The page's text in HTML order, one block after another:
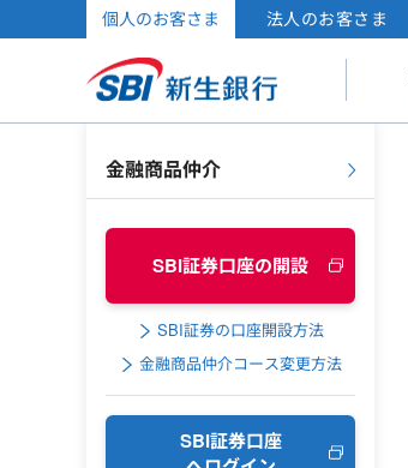
個人のお客さま 法人のお客さま
金融商品仲介
SBI証券口座の開設
SBI証券の口座開設方法
金融商品仲介コース変更方法
SBI証券口座